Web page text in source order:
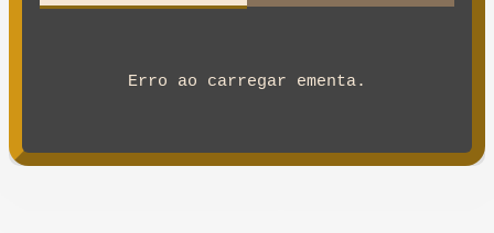
Erro ao carregar ementa.